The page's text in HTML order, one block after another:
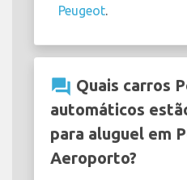
Peugeot.
question_answer Quais carros
automáticos
para aluguel em
Aeroporto?